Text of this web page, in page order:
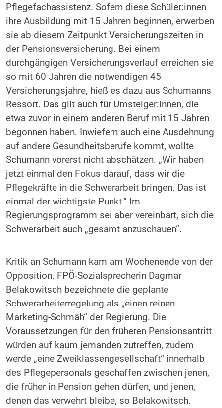
Pflegefachassistenz. Sofern diese Schüler:innen
ihre Ausbildung mit 15 Jahren beginnen, erwerben
sie ab diesem Zeitpunkt Versicherungszeiten in
der Pensionsversicherung. Bei einem
durchgängigen Versicherungsverlauf erreichen sie
so mit 60 Jahren die notwendigen 45
Versicherungsjahre, hieß es dazu aus Schumanns
Ressort. Das gilt auch für Umsteiger:innen, die
etwa zuvor in einem anderen Beruf mit 15 Jahren
begonnen haben. Inwiefern auch eine Ausdehnung
auf andere Gesundheitsberufe kommt, wollte
Schumann vorerst nicht abschätzen. „Wir haben
jetzt einmal den Fokus darauf, dass wir die
Pflegekräfte in die Schwerarbeit bringen. Das ist
einmal der wichtigste Punkt.“ Im
Regierungsprogramm sei aber vereinbart, sich die
Schwerarbeit auch „gesamt anzuschauen“.
Kritik an Schumann kam am Wochenende von der
Opposition. FPÖ-Sozialsprecherin Dagmar
Belakowitsch bezeichnete die geplante
Schwerarbeiterregelung als „einen reinen
Marketing-Schmäh“ der Regierung. Die
Voraussetzungen für den früheren Pensionsantritt
würden auf kaum jemanden zutreffen, zudem
werde „eine Zweiklassengesellschaft“ innerhalb
des Pflegepersonals geschaffen zwischen jenen,
die früher in Pension gehen dürfen, und jenen,
denen das verwehrt bleibe, so Belakowitsch.